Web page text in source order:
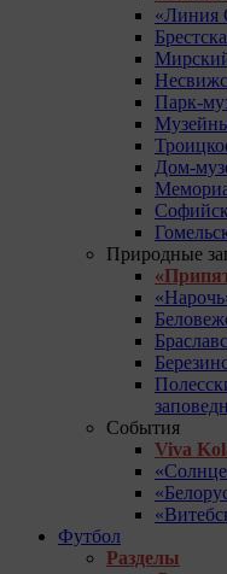
«Линия
Парк-
Дом-
Природные
События
Viva
Футбол
Разделы